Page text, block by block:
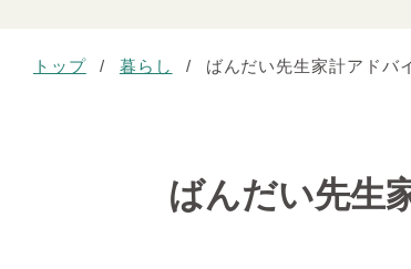
トップ / 暮らし / ばんだい先生家計アドバ
ばんだい先生